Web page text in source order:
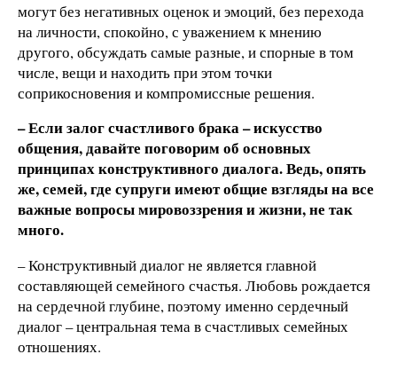
могут без негативных оценок и эмоций, без перехода
на личности, спокойно, с уважением к мнению
другого, обсуждать самые разные, и спорные в том
числе, вещи и находить при этом точки
соприкосновения и компромиссные решения.
– Если залог счастливого брака – искусство
общения, давайте поговорим об основных
принципах конструктивного диалога. Ведь, опять
же, семей, где супруги имеют общие взгляды на все
важные вопросы мировоззрения и жизни, не так
много.
– Конструктивный диалог не является главной
составляющей семейного счастья. Любовь рождается
на сердечной глубине, поэтому именно сердечный
диалог – центральная тема в счастливых семейных
отношениях.